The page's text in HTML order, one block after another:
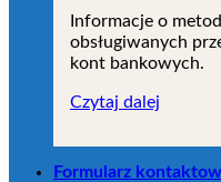
Informacje o
obsługiwanych
kont bankowych.
Czytaj dalej
Formularz